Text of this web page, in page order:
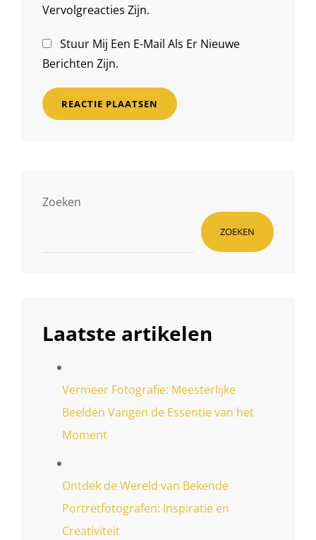
Vervolgreacties Zijn.
Stuur Mij Een E-Mail Als Er Nieuwe
Berichten Zijn.
Zoeken
ZOEKEN
Laatste artikelen
Vermeer Fotografie: Meesterlijke
Beelden Vangen de Essentie van het
Moment
Ontdek de Wereld van Bekende
Portretfotografen: Inspiratie en
Creativiteit